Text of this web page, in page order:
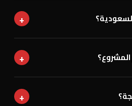
+
+
+